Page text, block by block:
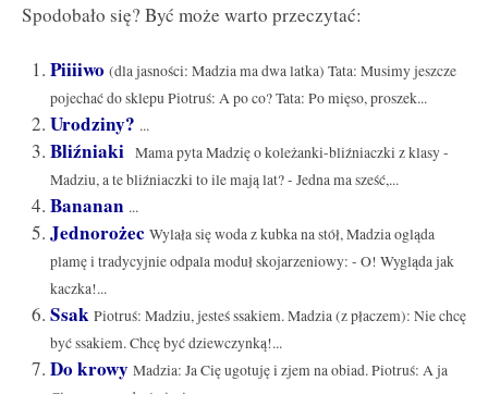
Spodobało się? Być może warto przeczytać:
Piiiiwo (dla jasności: Madzia ma dwa latka) Tata: Musimy jeszcze
pojechać do sklepu Piotruś: A po co? Tata: Po mięso, proszek...
Urodziny? ...
Bliźniaki Mama pyta Madzię o koleżanki-bliźniaczki z klasy -
Madziu, a te bliźniaczki to ile mają lat? - Jedna ma sześć,...
Bananan ...
Jednorożec Wylała się woda z kubka na stół, Madzia ogląda
plamę i tradycyjnie odpala moduł skojarzeniowy: - O! Wygląda jak
kaczka!...
Ssak Piotruś: Madziu, jesteś ssakiem. Madzia (z płaczem): Nie chcę
być ssakiem. Chcę być dziewczynką!...
Do krowy Madzia: Ja Cię ugotuję i zjem na obiad. Piotruś: A ja